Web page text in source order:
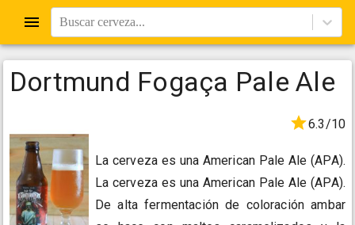
Buscar cerveza...
Dortmund Fogaça Pale Ale
6.3/10
La cerveza es una American Pale Ale (APA).
La cerveza es una American Pale Ale (APA).
De alta fermentación de coloración ambar